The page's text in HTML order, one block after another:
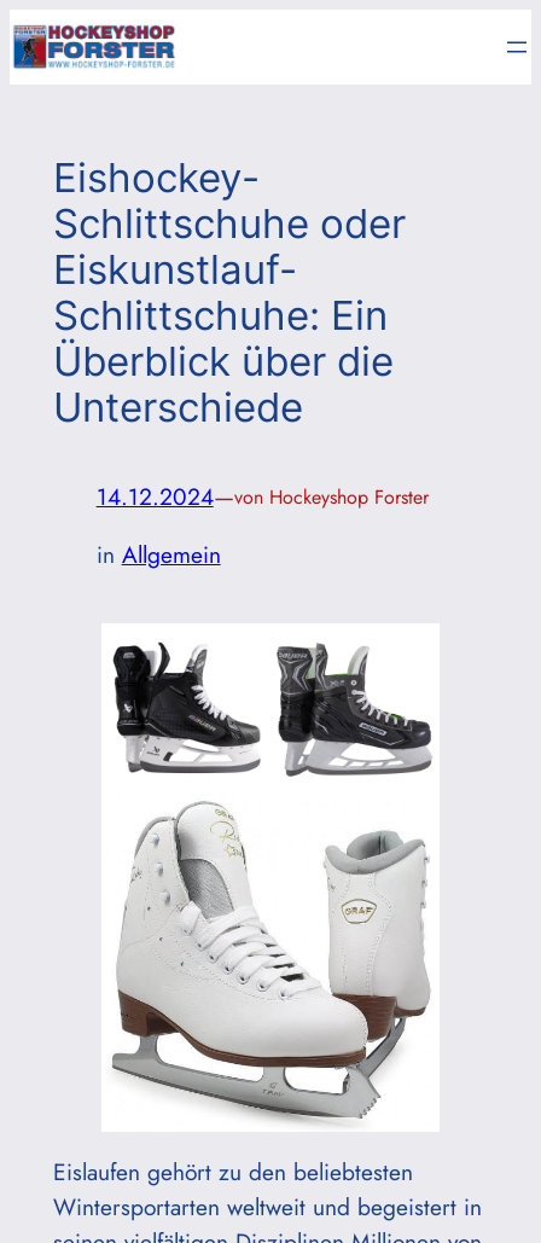
Zum
Inhalt
Eishockey-
Schlittschuhe oder
Eiskunstlauf-
Schlittschuhe: Ein
Überblick über die
Unterschiede
14.12.2024—von Hockeyshop Forster
in Allgemein
Eislaufen gehört zu den beliebtesten
Wintersportarten weltweit und begeistert in